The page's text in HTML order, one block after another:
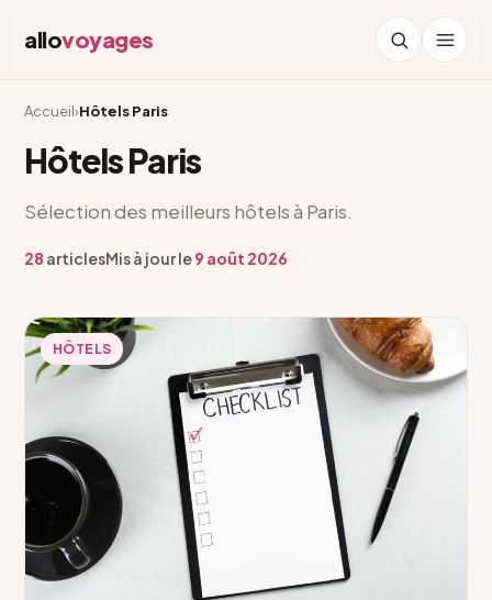
allovoyages
Accueil›Hôtels Paris
Hôtels Paris
Sélection des meilleurs hôtels à Paris.
28 articlesMis à jour le9 août 2026
HÔTELS